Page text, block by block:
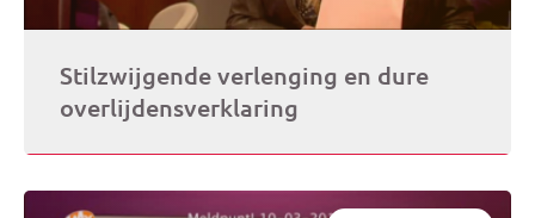
Stilzwijgende verlenging en dure
overlijdensverklaring